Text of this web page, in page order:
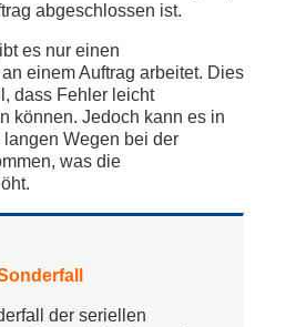
abgeschlossen ist.
es nur einen
einem Auftrag arbeitet. Dies
dass Fehler leicht
können. Jedoch kann es in
Wegen bei der
was die
der seriellen